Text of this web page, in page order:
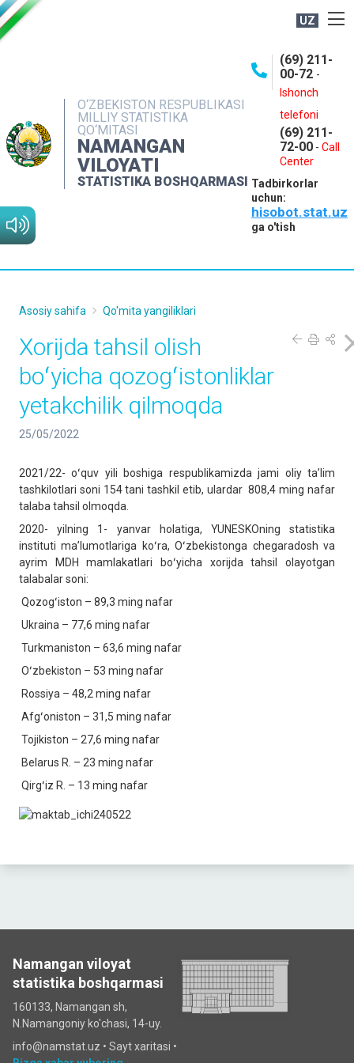
UZ
O‘ZBEKISTON RESPUBLIKASI
MILLIY STATISTIKA
QO‘MITASI
NAMANGAN
VILOYATI
STATISTIKA BOSHQARMASI
(69) 211-
00-72 -
Ishonch
telefoni
(69) 211-
72-00 - Call
Center
Tadbirkorlar
uchun:
hisobot.stat.uz
ga o'tish
NASHRLAR
INTERAKTIV XIZMATLAR
MATBUOT XIZMATI
MUROJAATLAR
Asosiy sahifa Qo'mita yangiliklari
Xorijda tahsil olish
boʻyicha qozogʻistonliklar
yetakchilik qilmoqda
25/05/2022
2021/22- oʻquv yili boshiga respublikamizda jami oliy taʼlim
tashkilotlari soni 154 tani tashkil etib, ulardar 808,4 ming nafar
talaba tahsil olmoqda.
2020- yilning 1- yanvar holatiga, YUNESKOning statistika
instituti maʼlumotlariga koʻra, Oʻzbekistonga chegaradosh va
ayrim MDH mamlakatlari boʻyicha xorijda tahsil olayotgan
talabalar soni:
Qozogʻiston – 89,3 ming nafar
Ukraina – 77,6 ming nafar
Turkmaniston – 63,6 ming nafar
Oʻzbekiston – 53 ming nafar
Rossiya – 48,2 ming nafar
Afgʻoniston – 31,5 ming nafar
Tojikiston – 27,6 ming nafar
Belarus R. – 23 ming nafar
Qirgʻiz R. – 13 ming nafar
Namangan viloyat
statistika boshqarmasi
160133, Namangan sh,
N.Namangoniy ko'chasi, 14-uy.
info@namstat.uz • Sayt xaritasi •